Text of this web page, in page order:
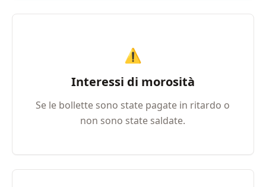
Interessi di morosità
Se le bollette sono state pagate in ritardo o
non sono state saldate.
⚠️